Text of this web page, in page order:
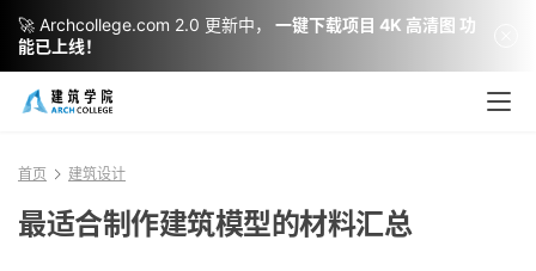
首页 建筑设计
最适合制作建筑模型的材料汇总
🚀 Archcollege.com 2.0 更新中，
一键下载项目 4K 高清图 功
能已上线！